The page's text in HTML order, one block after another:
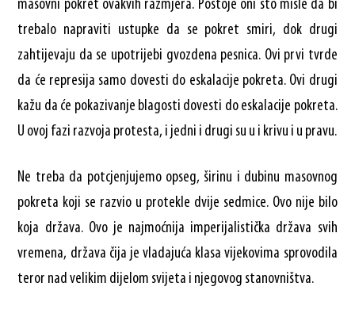
masovni pokret ovakvih razmjera. Postoje oni što misle da bi
trebalo napraviti ustupke da se pokret smiri, dok drugi
zahtijevaju da se upotrijebi gvozdena pesnica. Ovi prvi tvrde
da će represija samo dovesti do eskalacije pokreta. Ovi drugi
kažu da će pokazivanje blagosti dovesti do eskalacije pokreta.
U ovoj fazi razvoja protesta, i jedni i drugi su u i krivu i u pravu.
Ne treba da potcjenjujemo opseg, širinu i dubinu masovnog
pokreta koji se razvio u protekle dvije sedmice. Ovo nije bilo
koja država. Ovo je najmoćnija imperijalistička država svih
vremena, država čija je vladajuća klasa vijekovima sprovodila
teror nad velikim dijelom svijeta i njegovog stanovništva.